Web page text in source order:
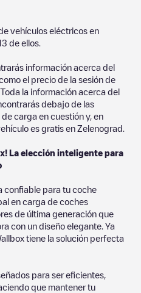
vehículos eléctricos en
de ellos.
información acerca del
el precio de la sesión de
la información acerca del
debajo de las
carga en cuestión y, en
es gratis en Zelenograd
La elección inteligente para
confiable para tu coche
en carga de coches
de última generación que
con un diseño elegante. Ya
tiene la solución perfecta
para ser eficientes,
que mantener tu